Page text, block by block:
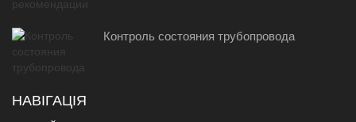
Контроль состояния трубопровода
НАВІГАЦІЯ